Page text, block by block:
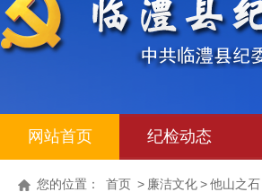
网站首页 纪检动态
您的位置： 首页 > 廉洁文化>他山之石